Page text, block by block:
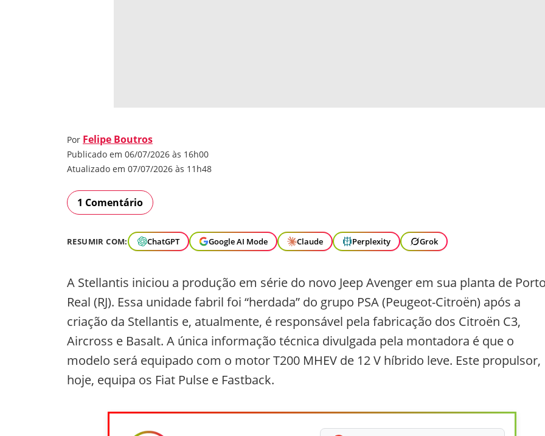
Por Felipe Boutros
Publicado em 06/07/2026 às 16h00
Atualizado em 07/07/2026 às 11h48
1 Comentário
RESUMIR COM: ChatGPT Google AI Mode Claude Perplexity Grok
A Stellantis iniciou a produção em série do novo Jeep Avenger em sua planta de
Real (RJ). Essa unidade fabril foi “herdada” do grupo PSA (Peugeot-Citroën) após a
criação da Stellantis e, atualmente, é responsável pela fabricação dos Citroën C3,
Aircross e Basalt. A única informação técnica divulgada pela montadora é que o
modelo será equipado com o motor T200 MHEV de 12 V híbrido leve. Este propulsor,
hoje, equipa os Fiat Pulse e Fastback.